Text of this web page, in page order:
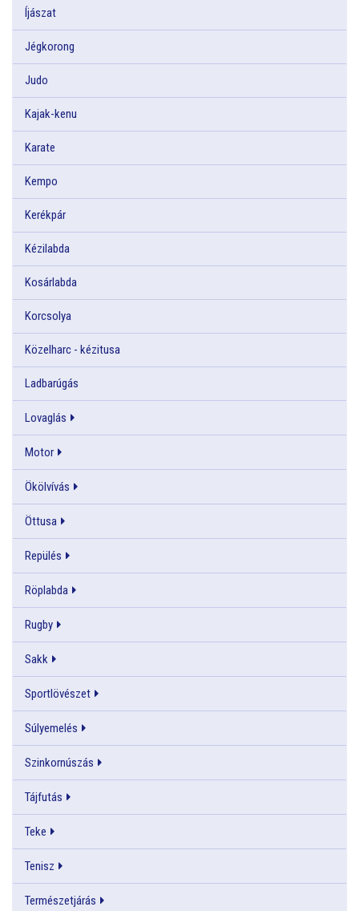
Íjászat
Jégkorong
Judo
Kajak-kenu
Karate
Kempo
Kerékpár
Kézilabda
Kosárlabda
Korcsolya
Közelharc - kézitusa
Ladbarúgás
Lovaglás
Motor
Ökölvívás
Öttusa
Repülés
Röplabda
Rugby
Sakk
Sportlövészet
Súlyemelés
Szinkornúszás
Tájfutás
Teke
Tenisz
Természetjárás